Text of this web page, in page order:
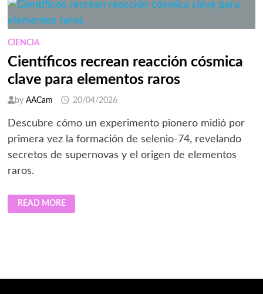
BÚSQUEDAS
MATERIA
OSCURA
CIENCIA
Científicos recrean reacción cósmica
clave para elementos raros
by AACam 20/04/2026
Descubre cómo un experimento pionero midió por
primera vez la formación de selenio-74, revelando
secretos de supernovas y el origen de elementos
raros.
CIENTÍFICOS
RECREAN
REACCIÓN
READ MORE